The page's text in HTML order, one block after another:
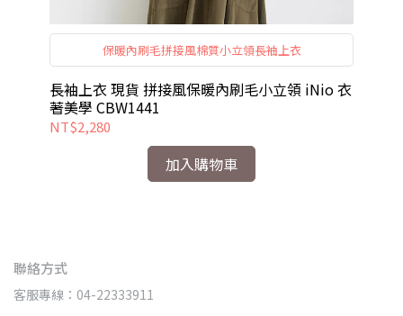
保暖內刷毛拼接風棉質小立領長袖上衣
長袖上衣 現貨 拼接風保暖內刷毛小立領 iNio 衣
著美學 CBW1441
NT$2,280
加入購物車
聯絡方式
客服專線：04-22333911